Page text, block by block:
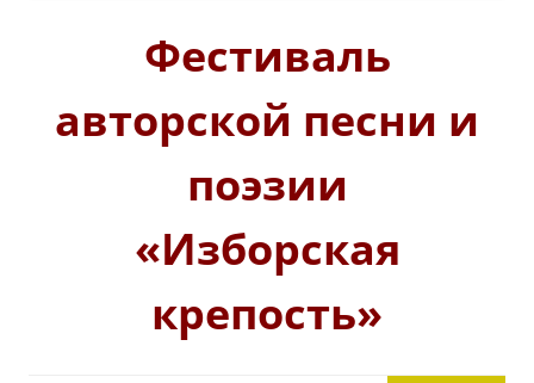
Фестиваль
авторской песни и
поэзии
«Изборская
крепость»